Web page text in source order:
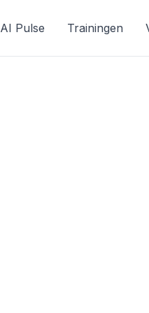
AI Pulse Trainingen